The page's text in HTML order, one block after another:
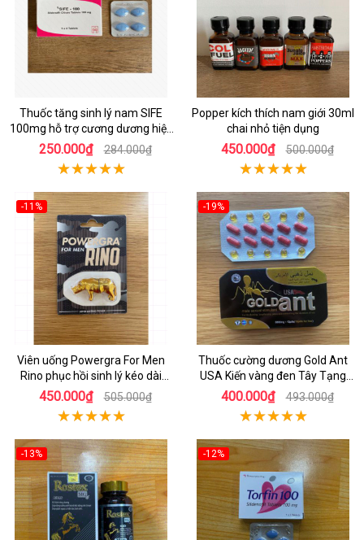
Thuốc tăng sinh lý nam SIFE
100mg hỗ trợ cương dương hiệu
quả
250.000₫ 284.000₫
Popper kích thích nam giới 30ml
chai nhỏ tiện dụng
450.000₫ 500.000₫
-11%
Viên uống Powergra For Men
Rino phục hồi sinh lý kéo dài
quan hệ
450.000₫ 505.000₫
-19%
Thuốc cường dương Gold Ant
USA Kiến vàng đen Tây Tạng
mạnh mẽ
400.000₫ 493.000₫
-13% -12%